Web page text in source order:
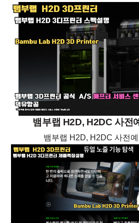
뱀부랩 H2D, H2DC 사전
뱀부랩 H2D, H2DC 사전